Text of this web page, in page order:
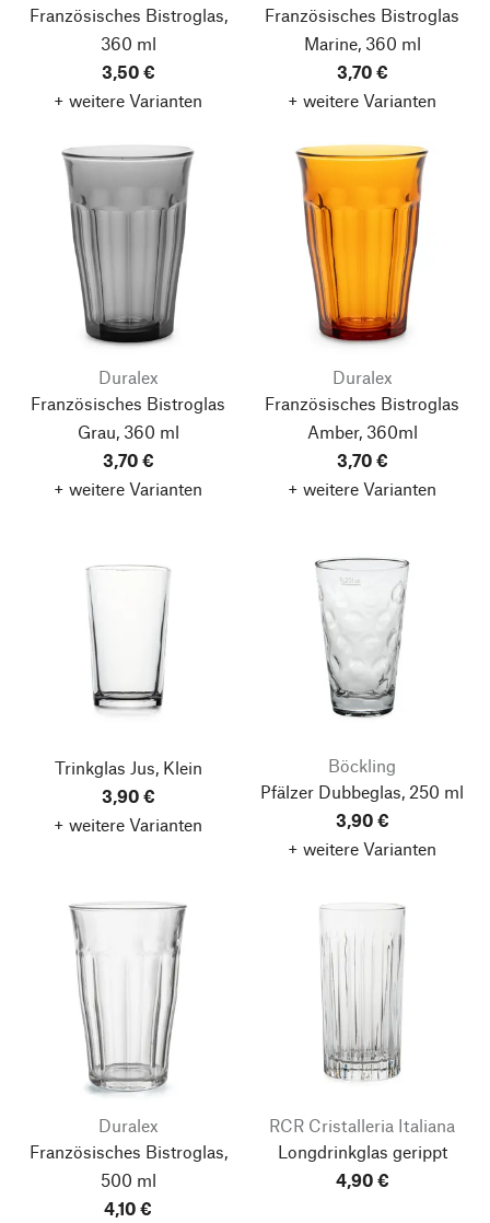
Französisches Bistroglas,
360 ml
3,50 €
+ weitere Varianten
Französisches Bistroglas
Marine, 360 ml
3,70 €
+ weitere Varianten
Duralex
Französisches Bistroglas
Grau, 360 ml
3,70 €
+ weitere Varianten
Duralex
Französisches Bistroglas
Amber, 360ml
3,70 €
+ weitere Varianten
Trinkglas Jus, Klein
3,90 €
+ weitere Varianten
Böckling
Pfälzer Dubbeglas, 250 ml
3,90 €
+ weitere Varianten
Duralex
Französisches Bistroglas,
500 ml
4,10 €
RCR Cristalleria Italiana
Longdrinkglas gerippt
4,90 €